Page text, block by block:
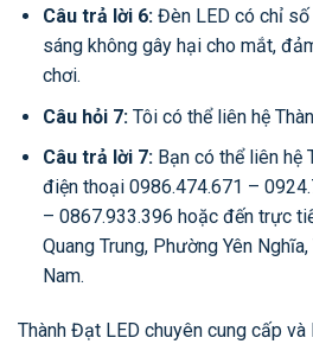
Câu trả lời 6:Đèn LED có chỉ số
sáng không gây hại cho mắt,
chơi.
Câu hỏi 7:Tôi có thể liên hệ
Câu trả lời 7:Bạn có thể liên hệ
điện thoại 0986.474.671 –
– 0867.933.396 hoặc đến trực
Quang Trung, Phường Yên
Nam.
Thành Đạt LED chuyên cung cấp